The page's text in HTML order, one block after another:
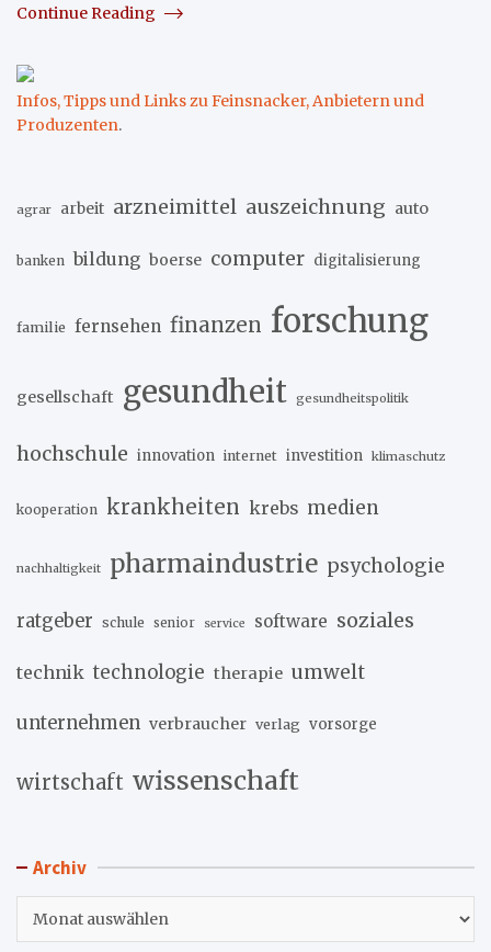
Continue Reading
Infos, Tipps und Links zu Feinsnacker, Anbietern und
Produzenten.
agrar arbeit arzneimittel auszeichnung auto
banken bildung boerse computer digitalisierung
familie fernsehen finanzen forschung
gesellschaft gesundheit gesundheitspolitik
hochschule innovation internet investition klimaschutz
kooperation krankheiten krebs medien
nachhaltigkeit pharmaindustrie psychologie
ratgeber schule senior service software soziales
technik technologie therapie umwelt
unternehmen verbraucher verlag vorsorge
wirtschaft wissenschaft
Archiv